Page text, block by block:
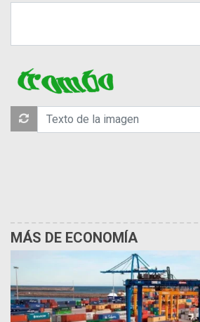
MÁS DE ECONOMÍA